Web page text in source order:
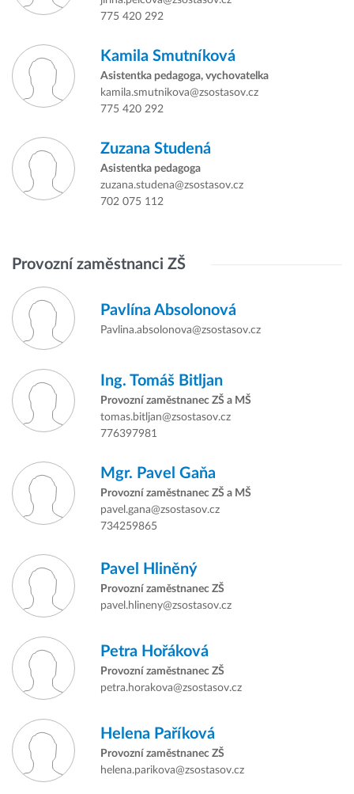
775 420 292
Kamila Smutníková
Asistentka pedagoga, vychovatelka
kamila.smutnikova@zsostasov.cz
775 420 292
Zuzana Studená
Asistentka pedagoga
zuzana.studena@zsostasov.cz
702 075 112
Provozní zaměstnanci ZŠ
Pavlína Absolonová
Pavlina.absolonova@zsostasov.cz
Ing. Tomáš Bitljan
Provozní zaměstnanec ZŠ a MŠ
tomas.bitljan@zsostasov.cz
776397981
Mgr. Pavel Gaňa
Provozní zaměstnanec ZŠ a MŠ
pavel.gana@zsostasov.cz
734259865
Pavel Hliněný
Provozní zaměstnanec ZŠ
pavel.hlineny@zsostasov.cz
Petra Hořáková
Provozní zaměstnanec ZŠ
petra.horakova@zsostasov.cz
Helena Paříková
Provozní zaměstnanec ZŠ
helena.parikova@zsostasov.cz